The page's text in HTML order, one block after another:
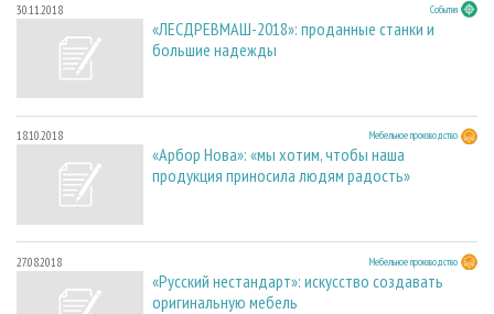
30.11.2018 События
«ЛЕСДРЕВМАШ-2018»: проданные станки и
большие надежды
18.10.2018 Мебельное производство
«Арбор Нова»: «мы хотим, чтобы наша
продукция приносила людям радость»
27.08.2018 Мебельное производство
«Русский нестандарт»: искусство создавать
оригинальную мебель